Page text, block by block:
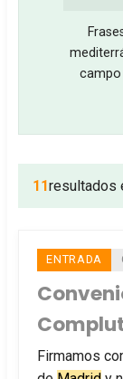
11resultados
ENTRADA
Firmamos